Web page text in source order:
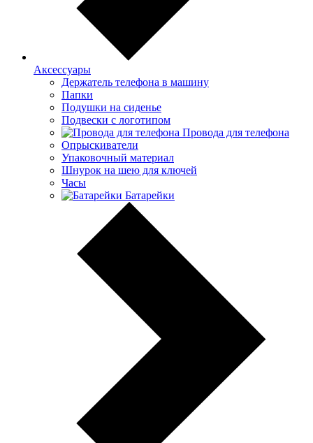
Аксессуары
Держатель телефона в машину
Папки
Подушки на сиденье
Подвески с логотипом
Провода для телефона
Опрыскиватели
Упаковочный материал
Шнурок на шею для ключей
Часы
Батарейки